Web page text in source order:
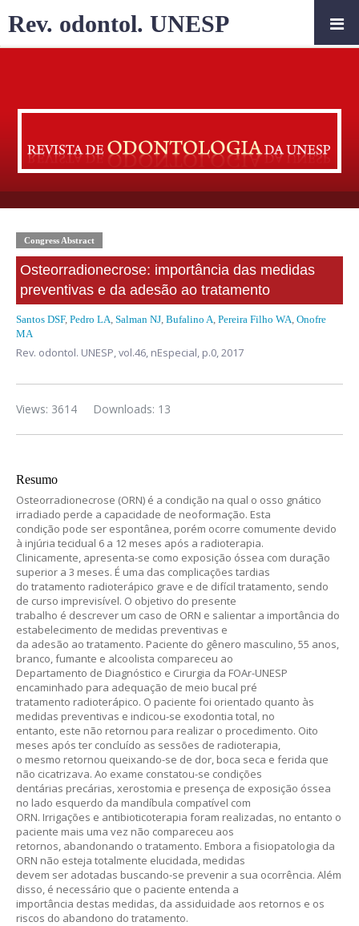
Congress Abstract
Osteorradionecrose: importância das medidas
preventivas e da adesão ao tratamento
Santos DSF, Pedro LA, Salman NJ, Bufalino A, Pereira Filho WA, Onofre
MA
Rev. odontol. UNESP,vol.46, nEspecial, p.0, 2017
Downloads: 13
Views: 3614
Resumo
Osteorradionecrose (ORN) é a condição na qual o osso gnático
irradiado perde a capacidade de neoformação. Esta
condição pode ser espontânea, porém ocorre comumente devido
à injúria tecidual 6 a 12 meses após a radioterapia.
Clinicamente, apresenta-se como exposição óssea com duração
superior a 3 meses. É uma das complicações tardias
do tratamento radioterápico grave e de difícil tratamento, sendo
de curso imprevisível. O objetivo do presente
trabalho é descrever um caso de ORN e salientar a importância do
estabelecimento de medidas preventivas e
da adesão ao tratamento. Paciente do gênero masculino, 55 anos,
branco, fumante e alcoolista compareceu ao
Departamento de Diagnóstico e Cirurgia da FOAr-UNESP
encaminhado para adequação de meio bucal pré
tratamento radioterápico. O paciente foi orientado quanto às
medidas preventivas e indicou-se exodontia total, no
entanto, este não retornou para realizar o procedimento. Oito
meses após ter concluído as sessões de radioterapia,
o mesmo retornou queixando-se de dor, boca seca e ferida que
não cicatrizava. Ao exame constatou-se condições
dentárias precárias, xerostomia e presença de exposição óssea
no lado esquerdo da mandíbula compatível com
ORN. Irrigações e antibioticoterapia foram realizadas, no entanto o
paciente mais uma vez não compareceu aos
retornos, abandonando o tratamento. Embora a fisiopatologia da
ORN não esteja totalmente elucidada, medidas
devem ser adotadas buscando-se prevenir a sua ocorrência. Além
disso, é necessário que o paciente entenda a
importância destas medidas, da assiduidade aos retornos e os
riscos do abandono do tratamento.
Rev. odontol. UNESP